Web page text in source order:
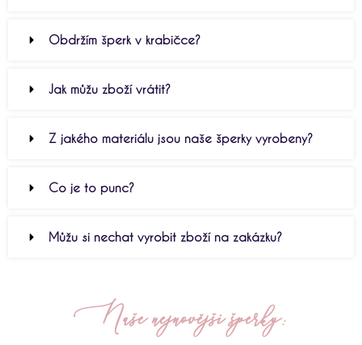
Obdržím šperk v krabičce?
Jak můžu zboží vrátit?
Z jakého materiálu jsou naše šperky vyrobeny?
Co je to punc?
Můžu si nechat vyrobit zboží na zakázku?
Naše nejnovější šperky: